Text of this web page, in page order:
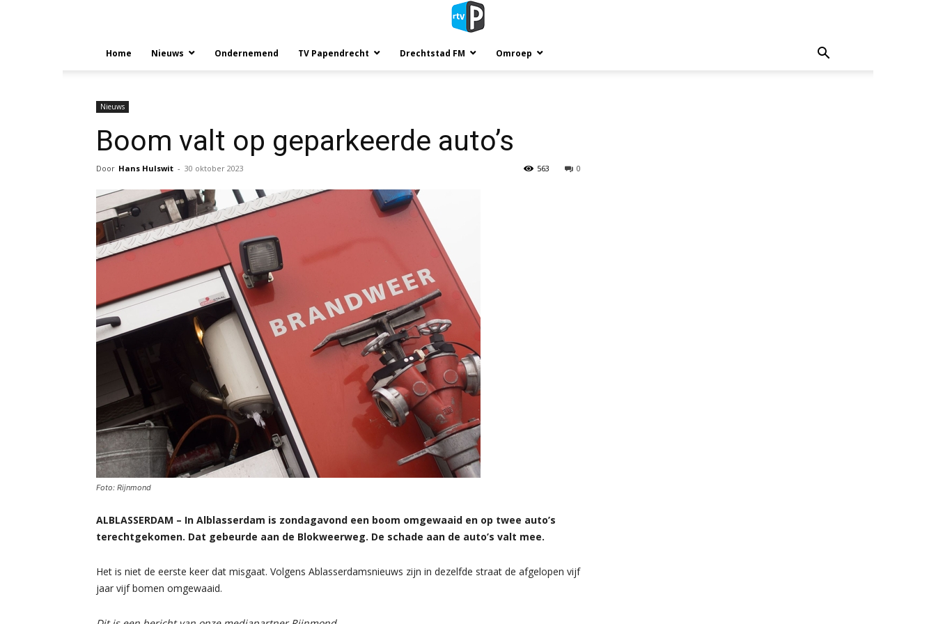
Home Nieuws Ondernemend TV Papendrecht Drechtstad FM Omroep
Nieuws
Boom valt op geparkeerde auto’s
Door Hans Hulswit - 30 oktober 2023 0
563
Foto: Rijnmond
ALBLASSERDAM – In Alblasserdam is zondagavond een boom omgewaaid en op twee auto’s
terechtgekomen. Dat gebeurde aan de Blokweerweg. De schade aan de auto’s valt mee.
Het is niet de eerste keer dat misgaat. Volgens Ablasserdamsnieuws zijn in dezelfde straat de afgelopen vijf
jaar vijf bomen omgewaaid.